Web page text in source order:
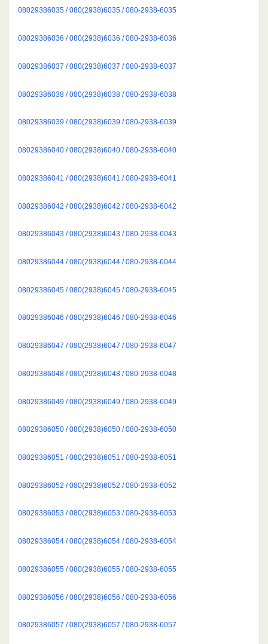
08029386035 / 080(2938)6035 / 080-2938-6035
08029386036 / 080(2938)6036 / 080-2938-6036
08029386037 / 080(2938)6037 / 080-2938-6037
08029386038 / 080(2938)6038 / 080-2938-6038
08029386039 / 080(2938)6039 / 080-2938-6039
08029386040 / 080(2938)6040 / 080-2938-6040
08029386041 / 080(2938)6041 / 080-2938-6041
08029386042 / 080(2938)6042 / 080-2938-6042
08029386043 / 080(2938)6043 / 080-2938-6043
08029386044 / 080(2938)6044 / 080-2938-6044
08029386045 / 080(2938)6045 / 080-2938-6045
08029386046 / 080(2938)6046 / 080-2938-6046
08029386047 / 080(2938)6047 / 080-2938-6047
08029386048 / 080(2938)6048 / 080-2938-6048
08029386049 / 080(2938)6049 / 080-2938-6049
08029386050 / 080(2938)6050 / 080-2938-6050
08029386051 / 080(2938)6051 / 080-2938-6051
08029386052 / 080(2938)6052 / 080-2938-6052
08029386053 / 080(2938)6053 / 080-2938-6053
08029386054 / 080(2938)6054 / 080-2938-6054
08029386055 / 080(2938)6055 / 080-2938-6055
08029386056 / 080(2938)6056 / 080-2938-6056
08029386057 / 080(2938)6057 / 080-2938-6057